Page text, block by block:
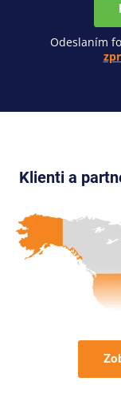
Odeslaním
Klienti a